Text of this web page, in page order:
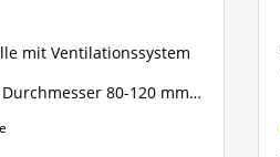
mit Ventilationssystem
80-120 mm